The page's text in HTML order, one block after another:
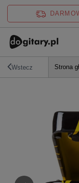
Wstecz Strona